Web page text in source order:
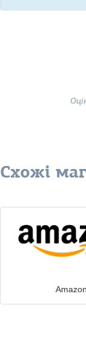
Схожі
Amazon